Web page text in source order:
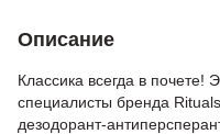
Описание
Классика всегда в почете!
специалисты бренда
дезодорант-